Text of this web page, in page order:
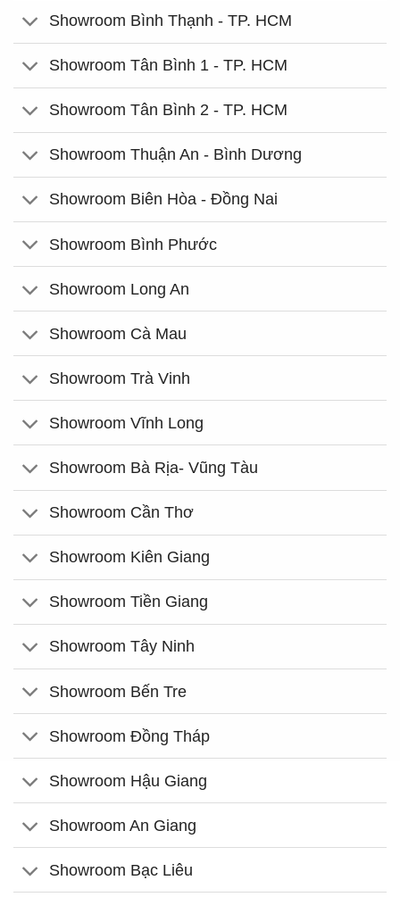
Showroom Bình Thạnh - TP. HCM
Showroom Tân Bình 1 - TP. HCM
Showroom Tân Bình 2 - TP. HCM
Showroom Thuận An - Bình Dương
Showroom Biên Hòa - Đồng Nai
Showroom Bình Phước
Showroom Long An
Showroom Cà Mau
Showroom Trà Vinh
Showroom Vĩnh Long
Showroom Bà Rịa- Vũng Tàu
Showroom Cần Thơ
Showroom Kiên Giang
Showroom Tiền Giang
Showroom Tây Ninh
Showroom Bến Tre
Showroom Đồng Tháp
Showroom Hậu Giang
Showroom An Giang
Showroom Bạc Liêu